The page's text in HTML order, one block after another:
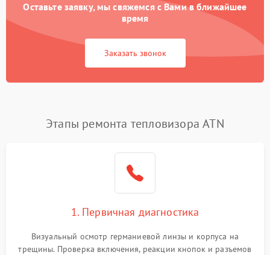
Оставьте заявку, мы свяжемся с Вами в ближайшее
время
Заказать звонок
Этапы ремонта тепловизора ATN
1. Первичная диагностика
Визуальный осмотр германиевой линзы и корпуса на
трещины. Проверка включения, реакции кнопок и разъемов